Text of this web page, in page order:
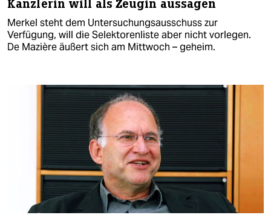
Kanzlerin will als Zeugin aussagen
Merkel steht dem Untersuchungsausschuss zur
Verfügung, will die Selektorenliste aber nicht vorlegen.
De Mazière äußert sich am Mittwoch – geheim.